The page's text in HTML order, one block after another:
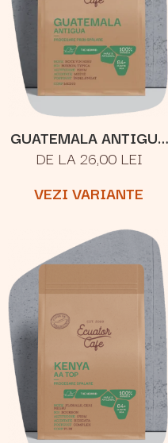
GUATEMALA ANTIGUA
LOS VOLCANES
DE LA 26,00 LEI
VEZI VARIANTE